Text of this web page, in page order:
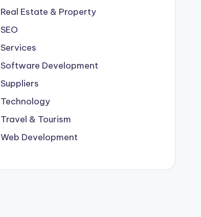
Real Estate & Property
SEO
Services
Software Development
Suppliers
Technology
Travel & Tourism
Web Development